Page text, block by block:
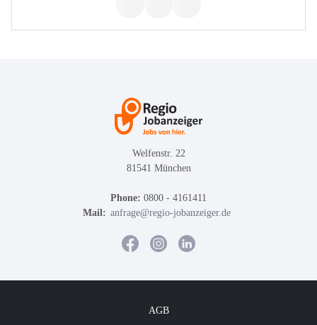
Welfenstr. 22
81541 München
Phone: 0800 - 4161411
Mail: anfrage@regio-jobanzeiger.de
AGB